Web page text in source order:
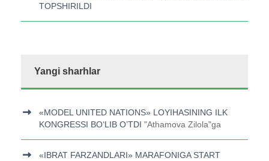
TOPSHIRILDI
Yangi sharhlar
«MODEL UNITED NATIONS» LOYIHASINING ILK
KONGRESSI BOʻLIB O’TDI "Athamova Zilola"ga
«IBRAT FARZANDLARI» MARAFONIGA START